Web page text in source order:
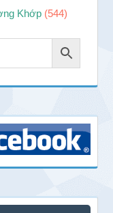
Khớp (544)